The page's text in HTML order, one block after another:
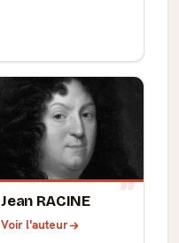
Jean RACINE
Voir l'auteur